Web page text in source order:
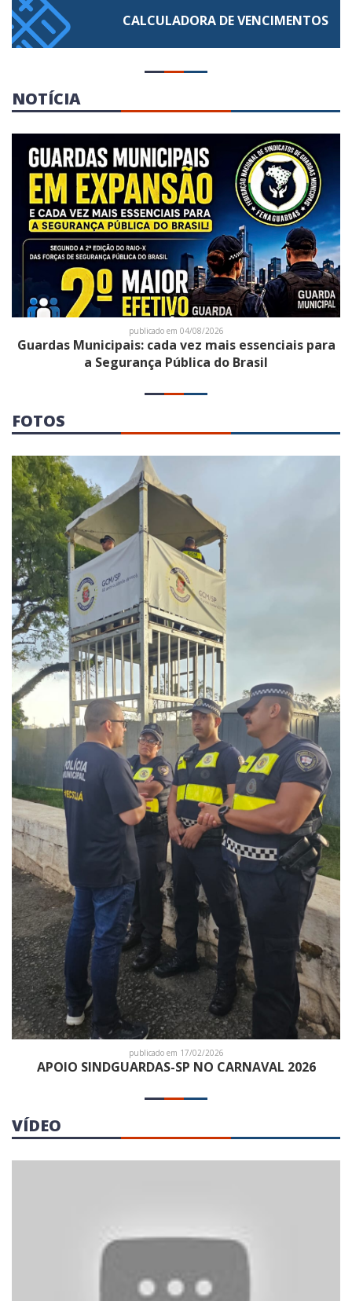
CALCULADORA DE VENCIMENTOS
NOTÍCIA
publicado em 04/08/2026
Guardas Municipais: cada vez mais essenciais para
a Segurança Pública do Brasil
FOTOS
publicado em 17/02/2026
APOIO SINDGUARDAS-SP NO CARNAVAL 2026
VÍDEO